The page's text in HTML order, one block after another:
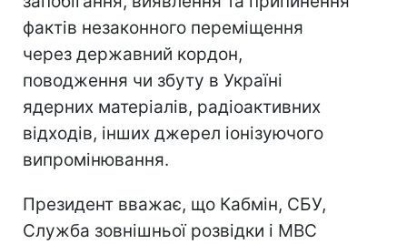
фактів незаконного переміщення
через державний кордон,
поводження чи збуту в Україні
ядерних матеріалів, радіоактивних
відходів, інших джерел іонізуючого
випромінювання.
Президент вважає, що Кабмін, СБУ,
Служба зовнішньої розвідки і МВС